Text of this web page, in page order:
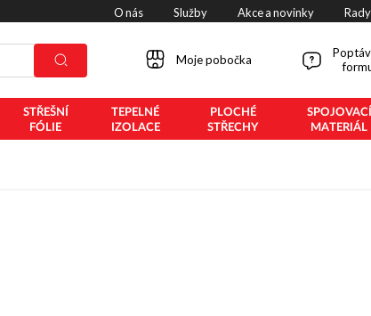
O nás Služby Akce a novinky
Moje pobočka
STŘEŠNÍ
FÓLIE
TEPELNÉ
IZOLACE
PLOCHÉ
STŘECHY
SPOJOVACÍ
MATERIÁL